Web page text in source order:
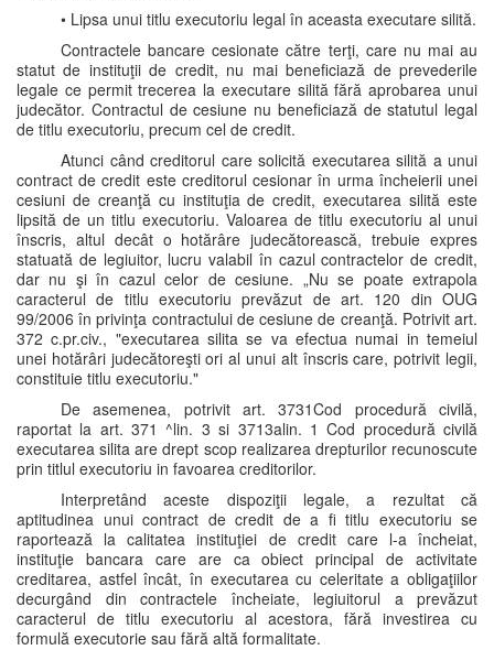
• Lipsa unui titlu executoriu legal în aceasta executare silită.
Contractele bancare cesionate către terţi, care nu mai au
statut de instituţii de credit, nu mai beneficiază de prevederile
legale ce permit trecerea la executare silită fără aprobarea unui
judecător. Contractul de cesiune nu beneficiază de statutul legal
de titlu executoriu, precum cel de credit.
Atunci când creditorul care solicită executarea silită a unui
contract de credit este creditorul cesionar în urma încheierii unei
cesiuni de creanţă cu instituţia de credit, executarea silită este
lipsită de un titlu executoriu. Valoarea de titlu executoriu al unui
înscris, altul decât o hotărâre judecătorească, trebuie expres
statuată de legiuitor, lucru valabil în cazul contractelor de credit,
dar nu şi în cazul celor de cesiune. „Nu se poate extrapola
caracterul de titlu executoriu prevăzut de art. 120 din OUG
99/2006 în privinţa contractului de cesiune de creanţă. Potrivit art.
372 c.pr.civ., "executarea silita se va efectua numai in temeiul
unei hotărâri judecătoreşti ori al unui alt înscris care, potrivit legii,
constituie titlu executoriu."
De asemenea, potrivit art. 3731Cod procedură civilă,
raportat la art. 371 ^lin. 3 si 3713alin. 1 Cod procedură civilă
executarea silita are drept scop realizarea drepturilor recunoscute
prin titlul executoriu in favoarea creditorilor.
Interpretând aceste dispoziţii legale, a rezultat că
aptitudinea unui contract de credit de a fi titlu executoriu se
raportează la calitatea instituţiei de credit care l-a încheiat,
instituţie bancara care are ca obiect principal de activitate
creditarea, astfel încât, în executarea cu celeritate a obligaţiilor
decurgând din contractele încheiate, legiuitorul a prevăzut
caracterul de titlu executoriu al acestora, fără investirea cu
formulă executorie sau fără altă formalitate.